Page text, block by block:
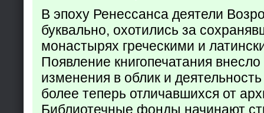
В эпоху Ренессанса деятели
буквально, охотились за
монастырях греческими и
Появление книгопечатания
изменения в облик и
более теперь отличавшихся от
Библиотечные фонды начинают